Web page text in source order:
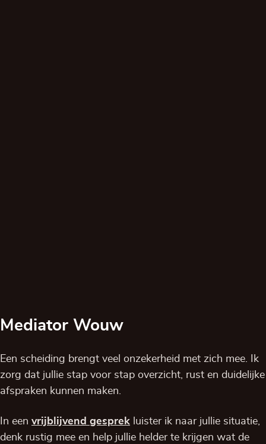
Mediator Wouw
Een scheiding brengt veel onzekerheid met zich mee. Ik
zorg dat jullie stap voor stap overzicht, rust en duidelijke
afspraken kunnen maken.
In een vrijblijvend gesprek luister ik naar jullie situatie,
denk rustig mee en help jullie helder te krijgen wat de